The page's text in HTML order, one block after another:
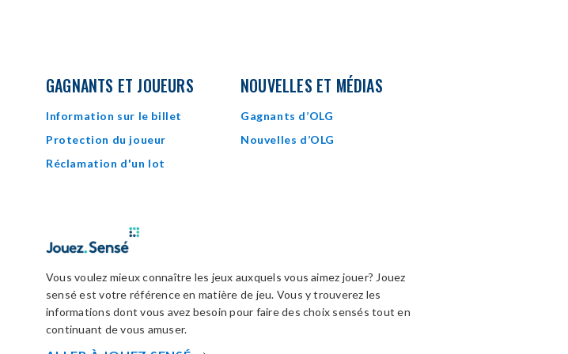
GAGNANTS ET JOUEURS
Information sur le billet
Protection du joueur
Réclamation d'un lot
NOUVELLES ET MÉDIAS
Gagnants d’OLG
Nouvelles d’OLG
Vous voulez mieux connaître les jeux auxquels vous aimez jouer? Jouez
sensé est votre référence en matière de jeu. Vous y trouverez les
informations dont vous avez besoin pour faire des choix sensés tout en
continuant de vous amuser.